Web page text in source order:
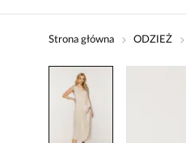
Strona główna ODZIEŻ